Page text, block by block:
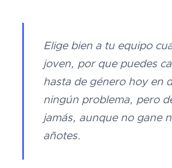
Elige bien a tu equipo
joven, por que puedes
hasta de género hoy en
ningún problema, pero
jamás, aunque no gane
añotes.